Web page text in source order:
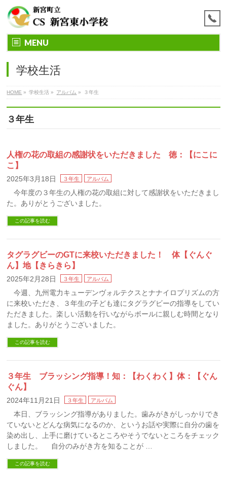
MENU
学校生活
HOME » 学校生活 » アルバム » ３年生
３年生
人権の花の取組の感謝状をいただきました 徳：【にこに
こ】
2025年3月18日 ３年生 アルバム
今年度の３年生の人権の花の取組に対して感謝状をいただきまし
た。ありがとうございました。
この記事を読む
タグラグビーのGTに来校いただきました！ 体【ぐんぐ
ん】地【きらきら】
2025年2月28日 ３年生 アルバム
今週、九州電力キューデンヴォルテクスとナナイロプリズムの方
に来校いただき、３年生の子ども達にタグラグビーの指導をしてい
ただきました。楽しい活動を行いながらボールに親しむ時間となり
ました。ありがとうございました。
この記事を読む
３年生 ブラッシング指導！知：【わくわく】体：【ぐん
ぐん】
2024年11月21日 ３年生 アルバム
本日、ブラッシング指導がありました。歯みがきがしっかりでき
ていないとどんな病気になるのか、というお話や実際に自分の歯を
染め出し、上手に磨けているところやそうでないところをチェック
しました。 自分のみがき方を知ることが …
この記事を読む